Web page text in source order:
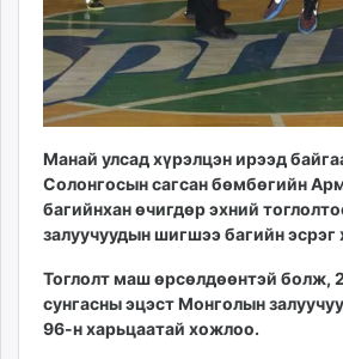
unuudur.mn
isee.mn
mglradio.com
fact.mn
tumen.mn
shuum.mn
times.mn
mass.mn
unegui.mn
Манай улсад хүрэлцэн ирээд
Солонгосын сагсан бөмбөгийн
багийнхан өчигдөр эхний
залуучуудын шигшээ багийн эсрэг
Тоглолт маш өрсөлдөөнтэй болж,
сунгасны эцэст Монголын
96-н харьцаатай хожлоо.